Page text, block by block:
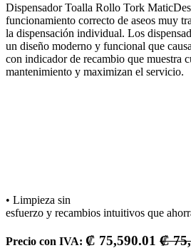
Dispensador Toalla Rollo Tork
funcionamiento correcto de aseos muy
la dispensación individual. Los
un diseño moderno y funcional que
con indicador de recambio que muestra
mantenimiento y maximizan el servicio.
• Limpieza sin
esfuerzo y recambios intuitivos que
Precio con IVA: ₡ 75,590.01 ₡